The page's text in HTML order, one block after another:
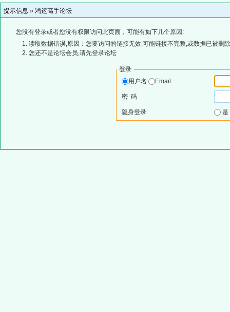
提示信息 » 鸿运高手论坛
您没有登录或者您没有权限访问此页面，可能有如下几个原因:
读取数据错误,原因：您要访问的链接无效,可能链接不完整,或数据已被删
您还不是论坛会员,请先登录论坛
登录
用户名
Email
密 码
隐身登录